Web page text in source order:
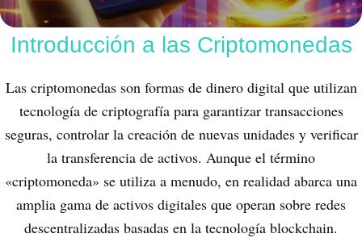
Introducción a las Criptomonedas
Las criptomonedas son formas de dinero digital que utilizan
tecnología de criptografía para garantizar transacciones
seguras, controlar la creación de nuevas unidades y verificar
la transferencia de activos. Aunque el término
«criptomoneda» se utiliza a menudo, en realidad abarca una
amplia gama de activos digitales que operan sobre redes
descentralizadas basadas en la tecnología blockchain.